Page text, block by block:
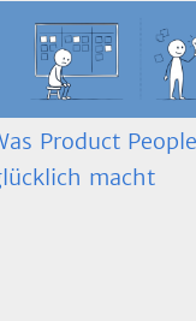
Product People
macht